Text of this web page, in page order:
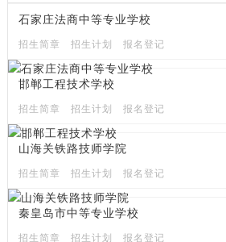
石家庄法商中等专业学校
招生简章 招生计划 报名登记
邯郸工程技术学校
招生简章 招生计划 报名登记
山海关铁路技师学院
招生简章 招生计划 报名登记
秦皇岛市中等专业学校
招生简章 招生计划 报名登记